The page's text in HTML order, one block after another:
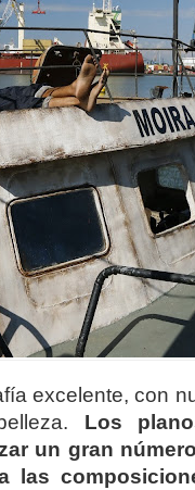
excelente, con
Los
un gran
las